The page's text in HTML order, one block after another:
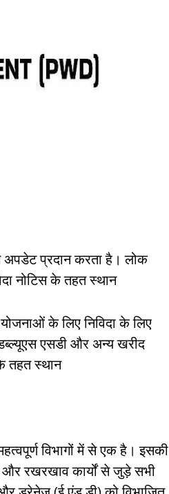
अपडेट प्रदान करता है। लोक
नोटिस के तहत स्थान
के लिए निविदा के लिए
एसडी और अन्य खरीद
तहत स्थान
विभागों में से एक है। इसकी
और रखरखाव कार्यों से जुड़े सभी